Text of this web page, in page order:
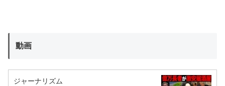
動画
ジャーナリズム